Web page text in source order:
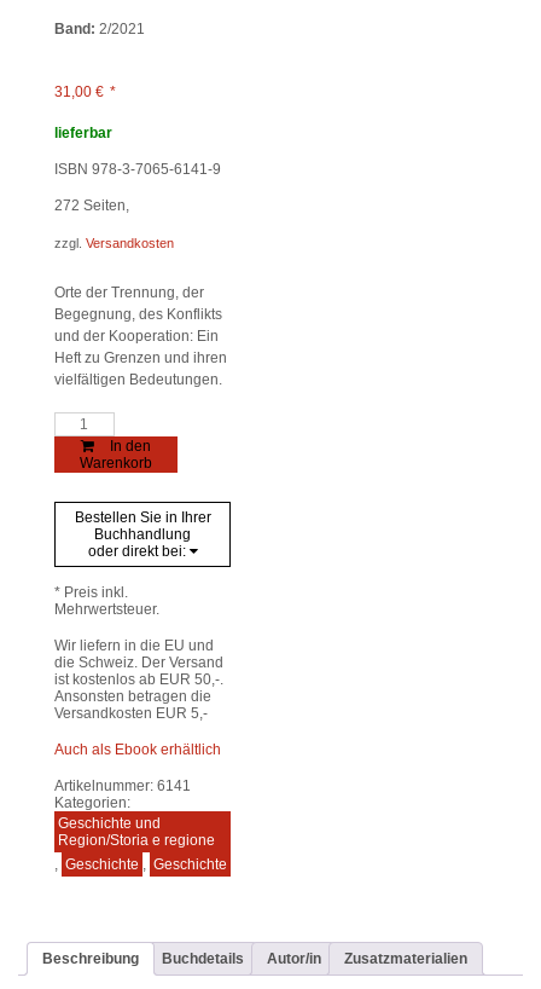
Band: 2/2021
31,00 € *
lieferbar
ISBN 978-3-7065-6141-9
272 Seiten,
zzgl. Versandkosten
Orte der Trennung, der
Begegnung, des Konflikts
und der Kooperation: Ein
Heft zu Grenzen und ihren
vielfältigen Bedeutungen.
Geschichte
und
Region
/Storia
regione
30/2
(2021)
Menge
In den
Warenkorb
Bestellen Sie in Ihrer
Buchhandlung
oder direkt bei:
* Preis inkl.
Mehrwertsteuer.
Wir liefern in die EU und
die Schweiz. Der Versand
ist kostenlos ab EUR 50,-.
Ansonsten betragen die
Versandkosten EUR 5,-
Auch als Ebook erhältlich
Artikelnummer: 6141
Kategorien:
Geschichte und
Region/Storia e regione
, Geschichte , Geschichte
Beschreibung Buchdetails Autor/in Zusatzmaterialien